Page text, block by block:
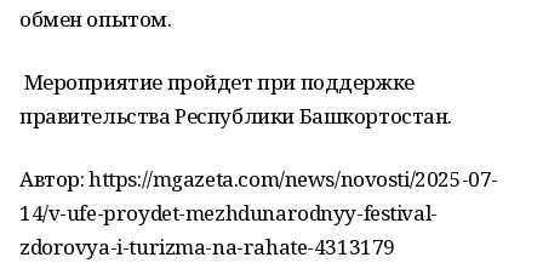
обмен опытом.
Мероприятие пройдет при поддержке
правительства Республики Башкортостан.
Автор: https://mgazeta.com/news/novosti/2025-07-
14/v-ufe-proydet-mezhdunarodnyy-festival-
zdorovya-i-turizma-na-rahate-4313179